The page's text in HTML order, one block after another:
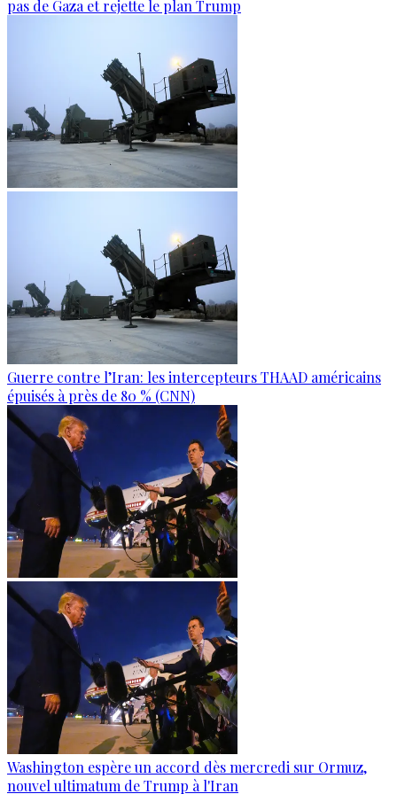
pas de Gaza et rejette le plan Trump
Guerre contre l’Iran: les intercepteurs THAAD américains
épuisés à près de 80 % (CNN)
Washington espère un accord dès mercredi sur Ormuz,
nouvel ultimatum de Trump à l'Iran